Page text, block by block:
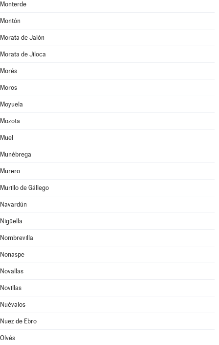
Monterde
Montón
Morata de Jalón
Morata de Jiloca
Morés
Moros
Moyuela
Mozota
Muel
Munébrega
Murero
Murillo de Gállego
Navardún
Nigüella
Nombrevilla
Nonaspe
Novallas
Novillas
Nuévalos
Nuez de Ebro
Olvés